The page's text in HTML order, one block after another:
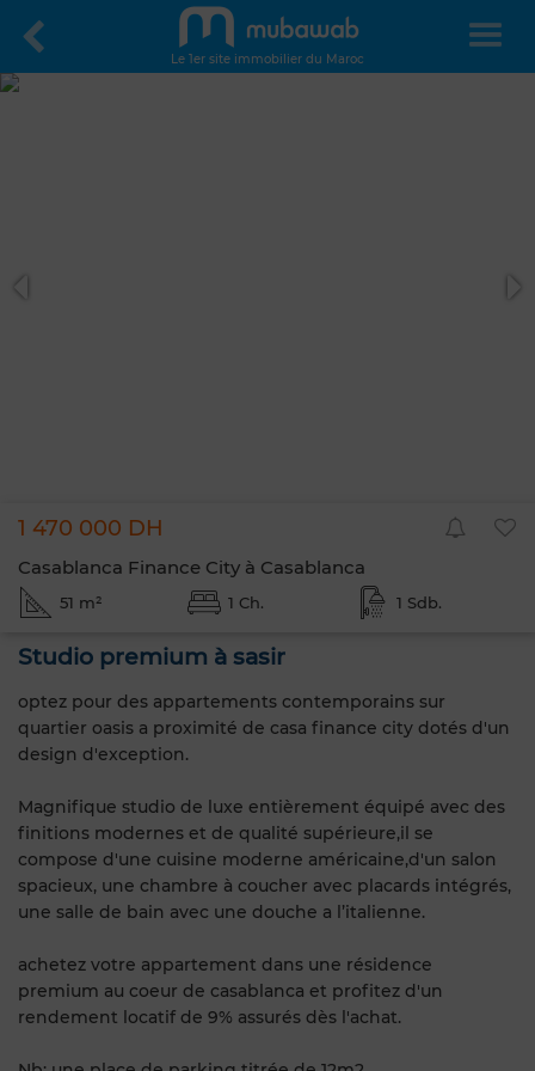
Le 1er site immobilier du Maroc
1 470 000 DH
Casablanca Finance City à Casablanca
51 m² 1 Ch. 1 Sdb.
Studio premium à sasir
optez pour des appartements contemporains sur
quartier oasis a proximité de casa finance city dotés d'un
design d'exception.
Magnifique studio de luxe entièrement équipé avec des
finitions modernes et de qualité supérieure,il se
compose d'une cuisine moderne américaine,d'un salon
spacieux, une chambre à coucher avec placards intégrés,
une salle de bain avec une douche a l’italienne.
achetez votre appartement dans une résidence
premium au coeur de casablanca et profitez d'un
rendement locatif de 9% assurés dès l'achat.